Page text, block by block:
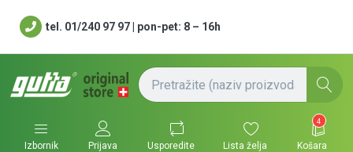
tel. 01/240 97 97 | pon-pet: 8 – 16h
Izbornik Prijava Usporedite Lista želja
4
Košara